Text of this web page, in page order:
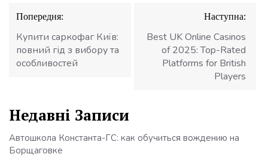
Навігація
записів
Попередня:
Купити саркофаг Київ:
повний гід з вибору та
особливостей
Наступна:
Best UK Online Casinos
of 2025: Top-Rated
Platforms for British
Players
Недавні Записи
Автошкола Константа-ГС: как обучиться вождению на
Борщаговке